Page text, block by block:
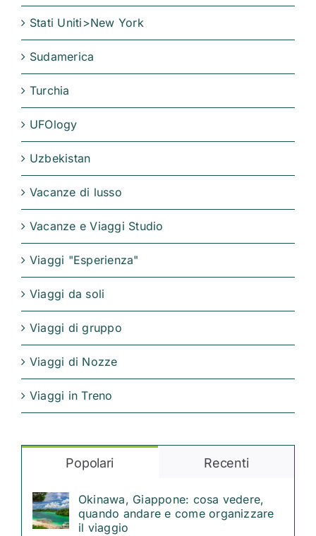
Stati Uniti>New York
Sudamerica
Turchia
UFOlogy
Uzbekistan
Vacanze di lusso
Vacanze e Viaggi Studio
Viaggi "Esperienza"
Viaggi da soli
Viaggi di gruppo
Viaggi di Nozze
Viaggi in Treno
Popolari Recenti
Okinawa, Giappone: cosa vedere,
quando andare e come organizzare
il viaggio